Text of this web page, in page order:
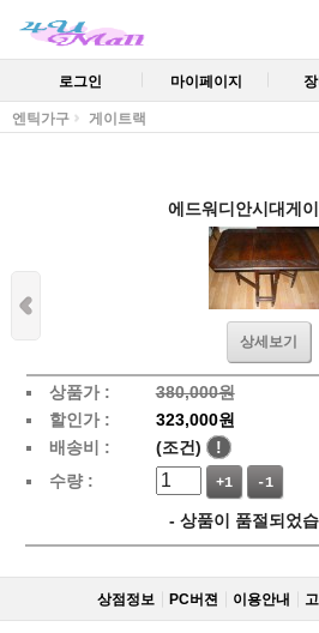
로그인 마이페이지
엔틱가구 게이트랙
에드워디안시대게
상세보기
상품가 :
380,000원
할인가 :
323,000원
배송비 :
(조건)
!
수량 :
+1 -1
- 상품이 품절되었
상점정보 PC버젼 이용안내